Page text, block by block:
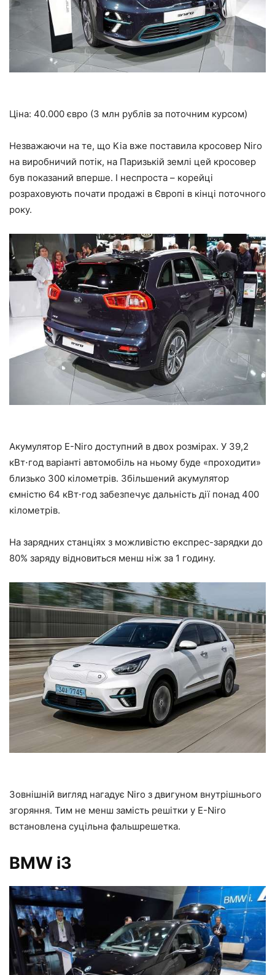
Ціна: 40.000 євро (3 млн рублів за поточним курсом)
Незважаючи на те, що Kia вже поставила кросовер Niro
на виробничий потік, на Паризькій землі цей кросовер
був показаний вперше. І неспроста – корейці
розраховують почати продажі в Європі в кінці поточного
року.
Акумулятор E-Niro доступний в двох розмірах. У 39,2
кВт⋅год варіанті автомобіль на ньому буде «проходити»
близько 300 кілометрів. Збільшений акумулятор
ємністю 64 кВт⋅год забезпечує дальність дії понад 400
кілометрів.
На зарядних станціях з можливістю експрес-зарядки до
80% заряду відновиться менш ніж за 1 годину.
Зовнішній вигляд нагадує Niro з двигуном внутрішнього
згоряння. Тим не менш замість решітки у E-Niro
встановлена суцільна фальшрешетка.
BMW i3